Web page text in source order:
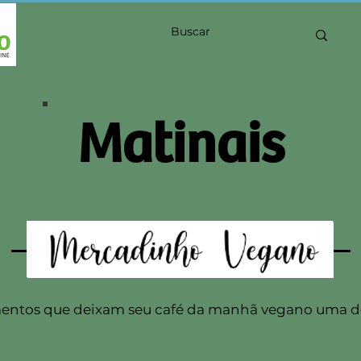
Matinais
que deixam seu café da manhã vegano uma